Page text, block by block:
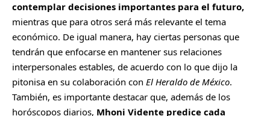
contemplar decisiones importantes para el futuro,
mientras que para otros será más relevante el tema
económico. De igual manera, hay ciertas personas que
tendrán que enfocarse en mantener sus relaciones
interpersonales estables, de acuerdo con lo que dijo la
pitonisa en su colaboración con El Heraldo de México.
También, es importante destacar que, además de los
horóscopos diarios, Mhoni Vidente predice cada